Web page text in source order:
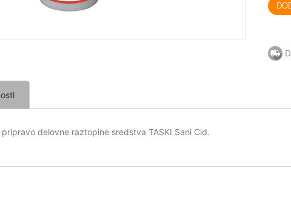
delovne raztopine sredstva TASKI Sani Cid.